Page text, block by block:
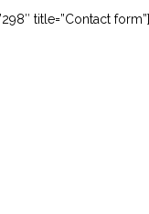
title=”Contact form”]